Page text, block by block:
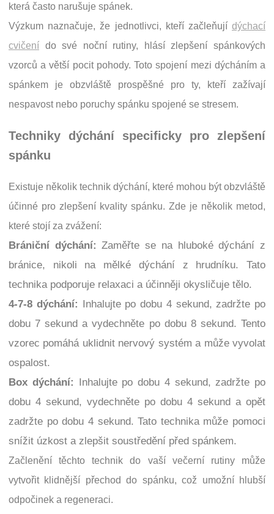
která často narušuje spánek.
Výzkum naznačuje, že jednotlivci, kteří začleňují dýchací
cvičení do své noční rutiny, hlásí zlepšení spánkových
vzorců a větší pocit pohody. Toto spojení mezi dýcháním a
spánkem je obzvláště prospěšné pro ty, kteří zažívají
nespavost nebo poruchy spánku spojené se stresem.
Techniky dýchání specificky pro zlepšení
spánku
Existuje několik technik dýchání, které mohou být obzvláště
účinné pro zlepšení kvality spánku. Zde je několik metod,
které stojí za zvážení:
Brániční dýchání: Zaměřte se na hluboké dýchání z
bránice, nikoli na mělké dýchání z hrudníku. Tato
technika podporuje relaxaci a účinněji okysličuje tělo.
4-7-8 dýchání: Inhalujte po dobu 4 sekund, zadržte po
dobu 7 sekund a vydechněte po dobu 8 sekund. Tento
vzorec pomáhá uklidnit nervový systém a může vyvolat
ospalost.
Box dýchání: Inhalujte po dobu 4 sekund, zadržte po
dobu 4 sekund, vydechněte po dobu 4 sekund a opět
zadržte po dobu 4 sekund. Tato technika může pomoci
snížit úzkost a zlepšit soustředění před spánkem.
Začlenění těchto technik do vaší večerní rutiny může
vytvořit klidnější přechod do spánku, což umožní hlubší
odpočinek a regeneraci.